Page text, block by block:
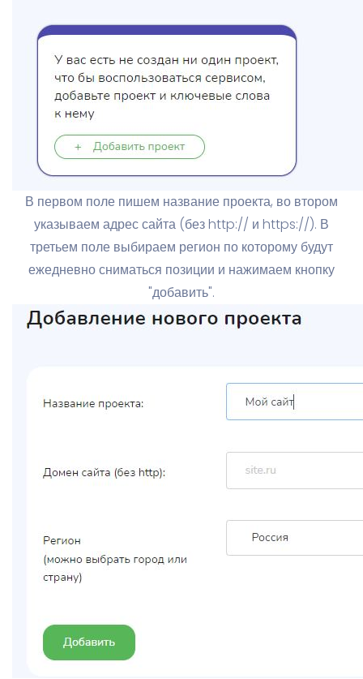
В первом поле пишем название проекта, во втором
указываем адрес сайта (без http:// и https://). В
третьем поле выбираем регион по которому будут
ежедневно сниматься позиции и нажимаем кнопку
"добавить".